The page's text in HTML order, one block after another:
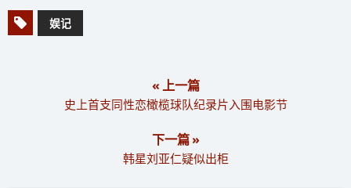
娱记
« 上一篇
史上首支同性恋橄榄球队纪录片入围电影节
下一篇 »
韩星刘亚仁疑似出柜